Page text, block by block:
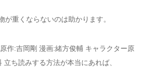
が重くならないのは助かります。
作:吉岡剛 漫画:緒方俊輔 キャラクター原
ち読みする方法が本当にあれば、